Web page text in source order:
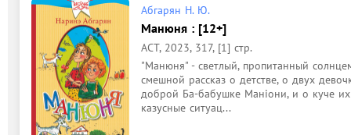
Абгарян Н. Ю.
Манюня : [12+]
АСТ, 2023, 317, [1] стр.
"Манюня" - светлый, пропитанный
смешной рассказ о детстве, о двух
доброй Ба-бабушке Маніони, и о куче
казусные ситуац...